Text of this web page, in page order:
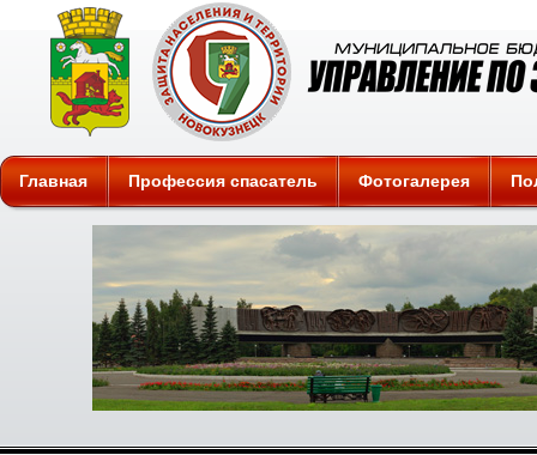
Защита
Главная Профессия спасатель Фотогалерея